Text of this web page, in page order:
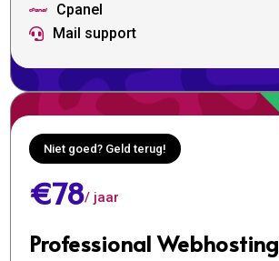
 Cpanel
 Mail support
Niet goed? Geld terug!
€78/ jaar
Professional Webhosting